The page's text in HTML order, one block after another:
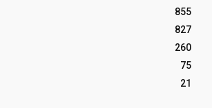
855
827
260
75
21